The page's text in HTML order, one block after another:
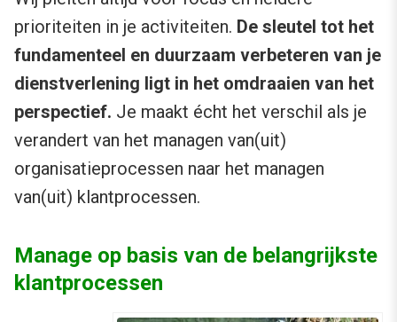
prioriteiten in je activiteiten. De sleutel tot het
fundamenteel en duurzaam verbeteren van je
dienstverlening ligt in het omdraaien van het
perspectief. Je maakt écht het verschil als je
verandert van het managen van(uit)
organisatieprocessen naar het managen
van(uit) klantprocessen.
Manage op basis van de belangrijkste
klantprocessen